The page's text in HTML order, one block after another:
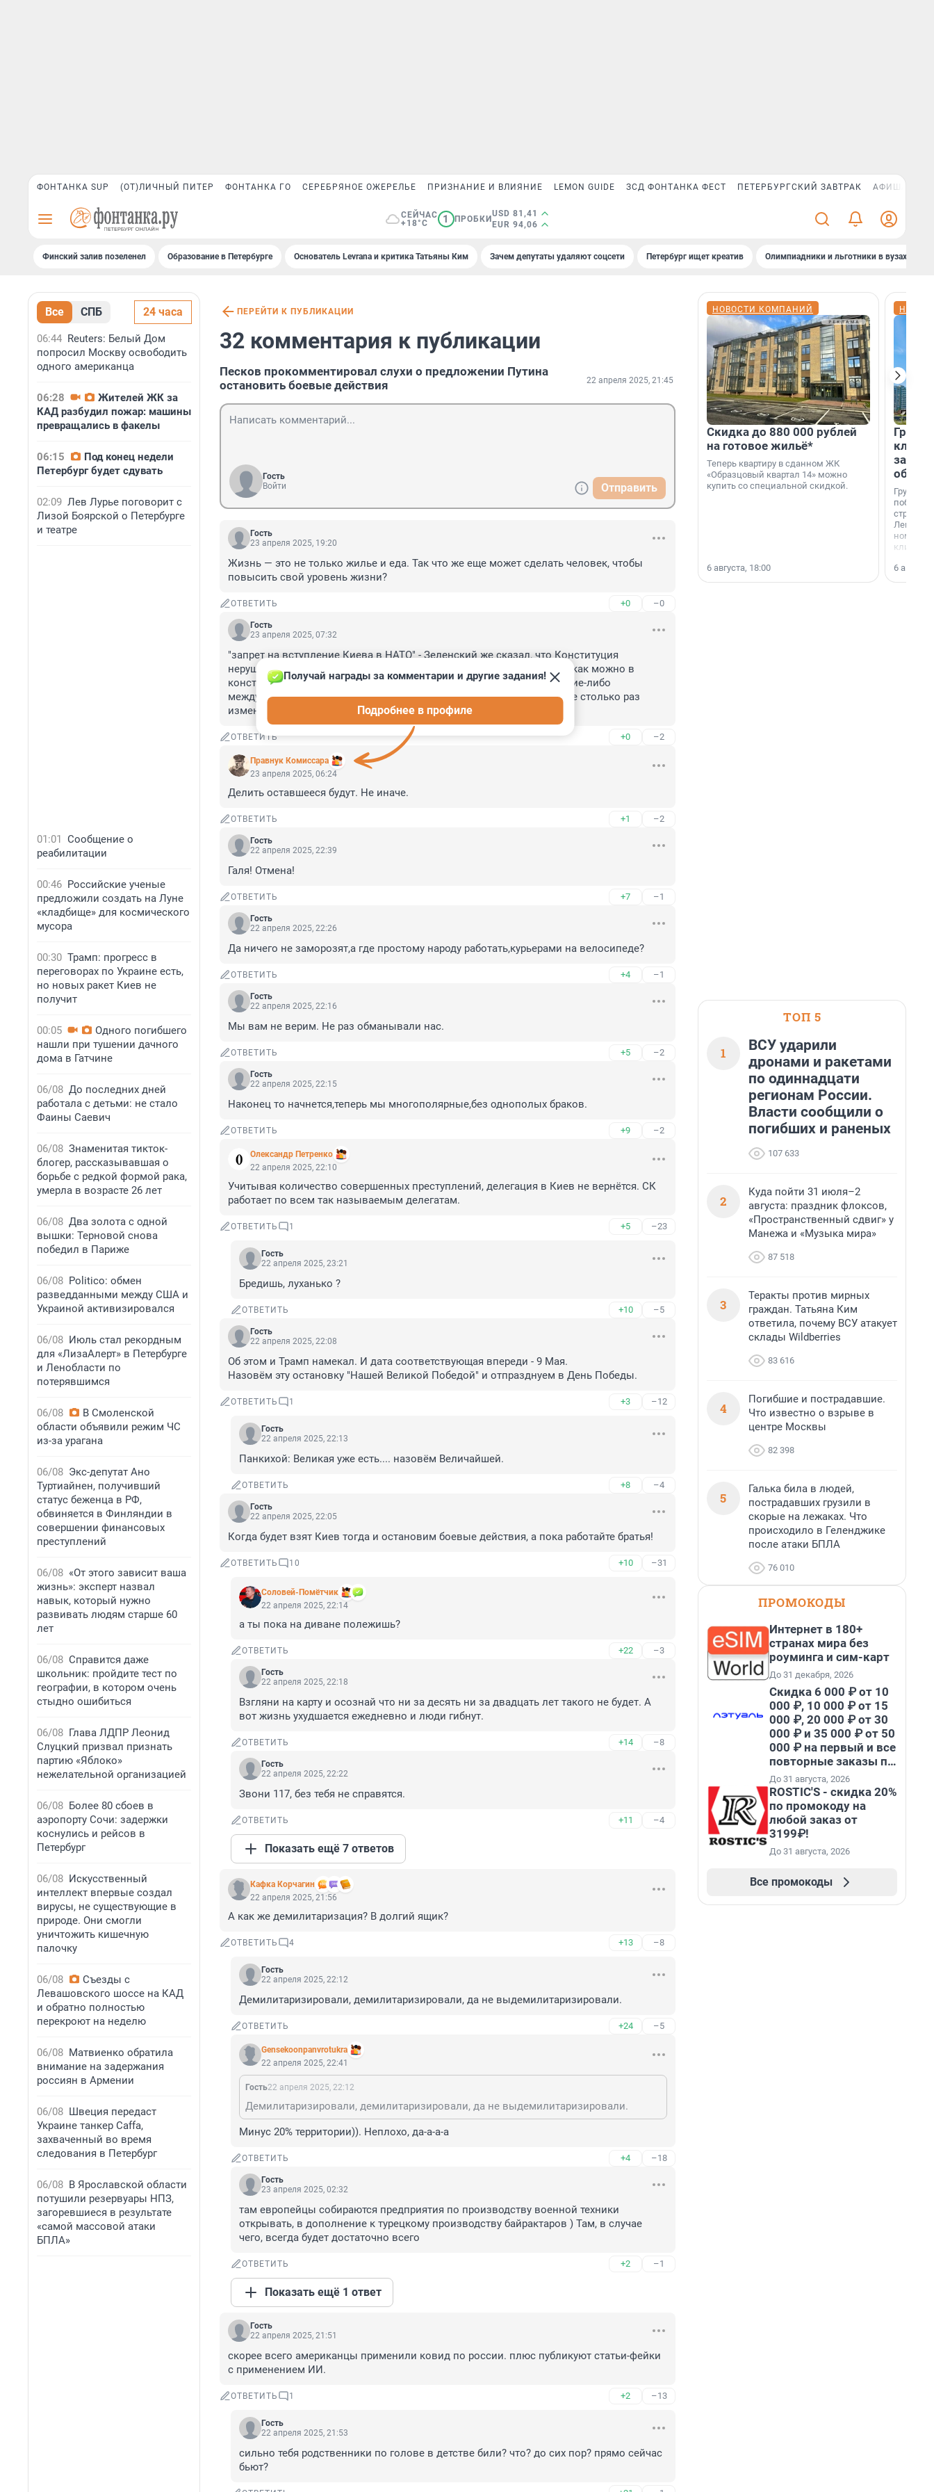
ФОНТАНКА SUP (ОТ)ЛИЧНЫЙ ПИТЕР ФОНТАНКА ГО СЕРЕБРЯНОЕ ОЖЕРЕЛЬЕ ПРИЗНАНИЕ И ВЛИЯНИЕ LEMON GUIDE ЗСД ФОНТАНКА ФЕСТ ПЕТЕРБУРГСКИЙ ЗАВТРАК АФИША PLUS
СЕЙЧАС
+18°C
1 ПРОБКИ
USD 81,41
EUR 94,06
Финский залив позеленел Образование в Петербурге Основатель Levrana и критика Татьяны Ким Зачем депутаты удаляют соцсети Петербург ищет креатив Олимпиадники и льготники в вузах СПб
Все СПБ 24 часа
06:44 Reuters: Белый Дом
попросил Москву освободить
одного американца
06:28
Жителей ЖК за
КАД разбудил пожар: машины
превращались в факелы
06:15
Под конец недели
Петербург будет сдувать
02:09 Лев Лурье поговорит с
Лизой Боярской о Петербурге
и театре
01:01 Сообщение о
реабилитации
00:46 Российские ученые
предложили создать на Луне
«кладбище» для космического
мусора
00:30 Трамп: прогресс в
переговорах по Украине есть,
но новых ракет Киев не
получит
00:05
Одного погибшего
нашли при тушении дачного
дома в Гатчине
06/08 До последних дней
работала с детьми: не стало
Фаины Саевич
06/08 Знаменитая тикток-
блогер, рассказывавшая о
борьбе с редкой формой рака,
умерла в возрасте 26 лет
06/08 Два золота с одной
вышки: Терновой снова
победил в Париже
06/08 Politico: обмен
разведданными между США и
Украиной активизировался
06/08 Июль стал рекордным
для «ЛизаАлерт» в Петербурге
и Ленобласти по
потерявшимся
06/08
В Смоленской
области объявили режим ЧС
из-за урагана
06/08 Экс-депутат Ано
Туртиайнен, получивший
статус беженца в РФ,
обвиняется в Финляндии в
совершении финансовых
преступлений
06/08 «От этого зависит ваша
жизнь»: эксперт назвал
навык, который нужно
развивать людям старше 60
лет
06/08 Справится даже
школьник: пройдите тест по
географии, в котором очень
стыдно ошибиться
06/08 Глава ЛДПР Леонид
Слуцкий призвал признать
партию «Яблоко»
нежелательной организацией
06/08 Более 80 сбоев в
аэропорту Сочи: задержки
коснулись и рейсов в
Петербург
06/08 Искусственный
интеллект впервые создал
вирусы, не существующие в
природе. Они смогли
уничтожить кишечную
палочку
06/08
Съезды с
Левашовского шоссе на КАД
и обратно полностью
перекроют на неделю
06/08 Матвиенко обратила
внимание на задержания
россиян в Армении
06/08 Швеция передаст
Украине танкер Caffa,
захваченный во время
следования в Петербург
06/08 В Ярославской области
потушили резервуары НПЗ,
загоревшиеся в результате
«самой массовой атаки
БПЛА»
ПЕРЕЙТИ К ПУБЛИКАЦИИ
32 комментария к публикации
Песков прокомментировал слухи о предложении Путина
остановить боевые действия
22 апреля 2025, 21:45
Гость
Войти
Отправить
Гость
23 апреля 2025, 19:20
Жизнь — это не только жилье и еда. Так что же еще может сделать человек, чтобы
повысить свой уровень жизни?
ОТВЕТИТЬ +0 –0
Гость
23 апреля 2025, 07:32
"запрет на вступление Киева в НАТО" - Зеленский же сказал, что Конституция
нерушима, а в ней записано вступление в НАТО (хотя непостижимо, как можно в
конституцию государства включать обязательство вступления в какие-либо
международные объединения). Правда, украинскую Конституцию уже столько раз
изменяли за эти годы, что пальцев не хватит.
ОТВЕТИТЬ +0 –2
Правнук Комиссара
Получай награды за комментарии и другие задания!
Подробнее в профиле
23 апреля 2025, 06:24
Делить оставшееся будут. Не иначе.
ОТВЕТИТЬ +1 –2
Гость
22 апреля 2025, 22:39
Галя! Отмена!
ОТВЕТИТЬ +7 –1
Гость
22 апреля 2025, 22:26
Да ничего не заморозят,а где простому народу работать,курьерами на велосипеде?
ОТВЕТИТЬ +4 –1
Гость
22 апреля 2025, 22:16
Мы вам не верим. Не раз обманывали нас.
ОТВЕТИТЬ +5 –2
Гость
22 апреля 2025, 22:15
Наконец то начнется,теперь мы многополярные,без однополых браков.
ОТВЕТИТЬ +9 –2
Олександр Петренко
22 апреля 2025, 22:10
Учитывая количество совершенных преступлений, делегация в Киев не вернётся. СК
работает по всем так называемым делегатам.
ОТВЕТИТЬ 1 +5 –23
Гость
22 апреля 2025, 23:21
Бредишь, луханько ?
ОТВЕТИТЬ +10 –5
Гость
22 апреля 2025, 22:08
Об этом и Трамп намекал. И дата соответствующая впереди - 9 Мая.
Назовём эту остановку "Нашей Великой Победой" и отпразднуем в День Победы.
ОТВЕТИТЬ 1 +3 –12
Гость
22 апреля 2025, 22:13
Панкихой: Великая уже есть.... назовём Величайшей.
ОТВЕТИТЬ +8 –4
Гость
22 апреля 2025, 22:05
Когда будет взят Киев тогда и остановим боевые действия, а пока работайте братья!
ОТВЕТИТЬ 10 +10 –31
Соловей-Помётчик
22 апреля 2025, 22:14
а ты пока на диване полежишь?
ОТВЕТИТЬ +22 –3
Гость
22 апреля 2025, 22:18
Взгляни на карту и осознай что ни за десять ни за двадцать лет такого не будет. А
вот жизнь ухудшается ежедневно и люди гибнут.
ОТВЕТИТЬ +14 –8
Гость
22 апреля 2025, 22:22
Звони 117, без тебя не справятся.
ОТВЕТИТЬ +11 –4
Показать ещё 7 ответов
Кафка Корчагин
22 апреля 2025, 21:56
А как же демилитаризация? В долгий ящик?
ОТВЕТИТЬ 4 +13 –8
Гость
22 апреля 2025, 22:12
Демилитаризировали, демилитаризировали, да не выдемилитаризировали.
ОТВЕТИТЬ +24 –5
Gensekoonpanvrotukra
22 апреля 2025, 22:41
Гость22 апреля 2025, 22:12
Демилитаризировали, демилитаризировали, да не выдемилитаризировали.
Минус 20% территории)). Неплохо, да-а-а-а
ОТВЕТИТЬ +4 –18
Гость
23 апреля 2025, 02:32
там европейцы собираются предприятия по производству военной техники
открывать, в дополнение к турецкому производству байрактаров ) Там, в случае
чего, всегда будет достаточно всего
ОТВЕТИТЬ +2 –1
Показать ещё 1 ответ
Гость
22 апреля 2025, 21:51
скорее всего американцы применили ковид по россии. плюс публикуют статьи-фейки
с применением ИИ.
ОТВЕТИТЬ 1 +2 –13
Гость
22 апреля 2025, 21:53
сильно тебя родственники по голове в детстве били? что? до сих пор? прямо сейчас
бьют?
НОВОСТИ КОМПАНИЙ
Скидка до 880 000 рублей
на готовое жильё*
Теперь квартиру в сданном ЖК
«Образцовый квартал 14» можно
купить со специальной скидкой.
6 августа, 18:00
Группа
области».
6
ТОП 5
1
ВСУ ударили
дронами и ракетами
по одиннадцати
регионам России.
Власти сообщили о
погибших и раненых
107 633
2
Куда пойти 31 июля–2
августа: праздник флоксов,
«Пространственный сдвиг» у
Манежа и «Музыка мира»
87 518
3
Теракты против мирных
граждан. Татьяна Ким
ответила, почему ВСУ атакует
склады Wildberries
83 616
4
Погибшие и пострадавшие.
Что известно о взрыве в
центре Москвы
82 398
5
Галька била в людей,
пострадавших грузили в
скорые на лежаках. Что
происходило в Геленджике
после атаки БПЛА
76 010
ПРОМОКОДЫ
Интернет в 180+
странах мира без
роуминга и сим-карт
До 31 декабря, 2026
Скидка 6 000 ₽ от 10
000 ₽, 10 000 ₽ от 15
000 ₽, 20 000 ₽ от 30
000 ₽ и 35 000 ₽ от 50
000 ₽ на первый и все
повторные заказы по
промокоду НАБЕРИ
До 31 августа, 2026
ROSTIC'S - скидка 20%
по промокоду на
любой заказ от
3199₽!
До 31 августа, 2026
Все промокоды